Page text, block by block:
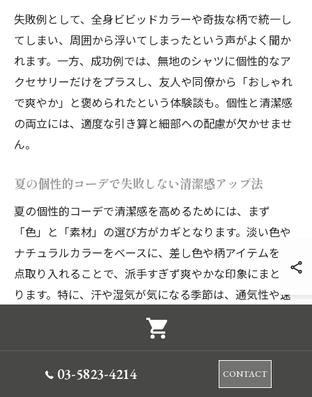
失敗例として、全身ビビッドカラーや奇抜な柄で統一し
てしまい、周囲から浮いてしまったという声がよく聞か
れます。一方、成功例では、無地のシャツに個性的なア
クセサリーだけをプラスし、友人や同僚から「おしゃれ
で爽やか」と褒められたという体験談も。個性と清潔感
の両立には、適度な引き算と細部への配慮が欠かせませ
ん。
夏の個性的コーデで失敗しない清潔感アップ法
夏の個性的コーデで清潔感を高めるためには、まず
「色」と「素材」の選び方がカギとなります。淡い色や
ナチュラルカラーをベースに、差し色や柄アイテムを一
点取り入れることで、派手すぎず爽やかな印象にまとま
ります。特に、汗や湿気が気になる季節は、通気性や速
乾性に優れた素材を選ぶことが大切です。
具体的には、リネンシャツやコットンパンツ、シンプル
なカットソーなどが夏の個性的コーデにおすすめです。
これらのアイテムに、デザイン性のあるアクセサリーや
03-5823-4214 CONTACT